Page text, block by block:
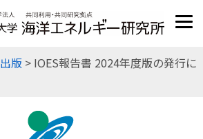
JP
EN
出版 > IOES報告書 2024年度版の発行に